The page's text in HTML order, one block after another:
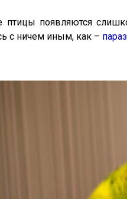
птицы появляются
с ничем иным, как –